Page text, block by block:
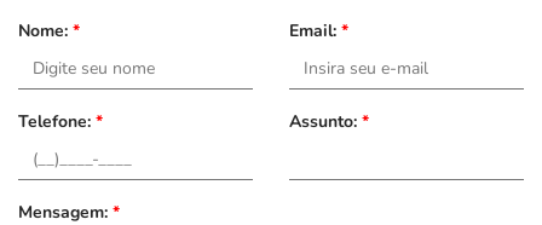
Nome: * Email: *
Telefone: * Assunto: *
Mensagem: *